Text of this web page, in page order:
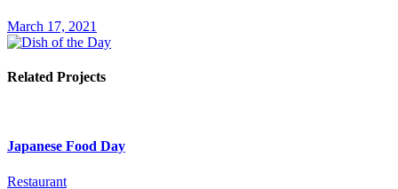
March 17, 2021
Related Projects
Japanese Food Day
Restaurant